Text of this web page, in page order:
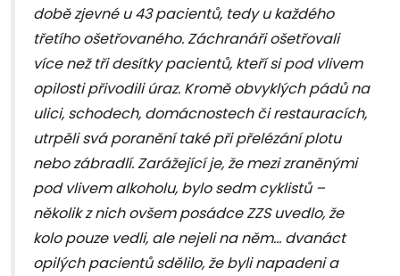
době zjevné u 43 pacientů, tedy u každého
třetího ošetřovaného. Záchranáři ošetřovali
více než tři desítky pacientů, kteří si pod vlivem
opilosti přivodili úraz. Kromě obvyklých pádů na
ulici, schodech, domácnostech či restauracích,
utrpěli svá poranění také při přelézání plotu
nebo zábradlí. Zarážející je, že mezi zraněnými
pod vlivem alkoholu, bylo sedm cyklistů –
několik z nich ovšem posádce ZZS uvedlo, že
kolo pouze vedli, ale nejeli na něm… dvanáct
opilých pacientů sdělilo, že byli napadeni a